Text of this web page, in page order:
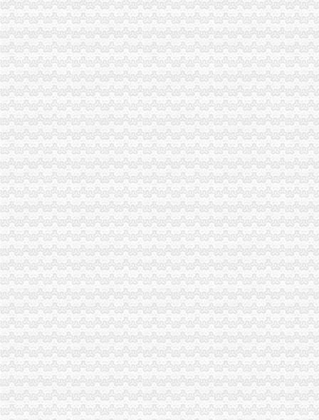
海关报关登记证书
海关进出口货物收发货人报关注册登记证书要到期了怎么办-免费律
中华共和国海关总署令（第127号）中华共和国海关对报关单
工商动态
全市重庆海关在哪里安全生产大排查大整大执法专项行动圆满完成
石柱局迅速贯彻落实全市重庆海关注册登记工商行政管理工作会议精
巫溪局突出“快、实、深、通”重庆海关注册字做好寒潮防工作
市重庆海关在哪里局召开12315系统升级新闻发布会
市重庆海关注册登记工商局与市外经贸委建立外资登记审批合作机制
巫山局开展“查究抓”海关报关注册登记证书推动各项工作
注册分局重庆海关注册登记全力支持重庆足球俱乐部有限公司组建
南川局海关报关注册登记证书五举措化燃放烟花竹安全监管
巫溪县全面完成2010年微型企业发展工作
武隆县召开全市海关报关登记证书个非公有制经济组织工委成立大会
市海关报关注册登记证书局副局长郭翔对机关后勤服务中心支部创先争优活动
南岸局海关报关登记证书采取三项措施提升工商信息数据利用价值
酉局通过“四大机制”重庆海关注册登记积推进微型企业发展
云诞生家村镇银行
渝北局重庆海关注册运用职能帮助企业融资八亿元
南川局重庆海关在哪里关注民生促进和谐大力推进12315行政执法体系建设
沙坪坝局在西永微电园开设市级重点项目行政审批“绿通道”重庆海关在哪里
渝北局推行“一单通”海关报关注册登记证书工作取得阶段成效
市局副局长李林到万州区铁峰乡参加“三进三同”海关报关登记证书“结穷亲”活动
垫江县加微企补助资金监管
重庆海关年报
重庆海关2012年报关员报名上须知_重庆报关员报名公
重庆招聘报关员_逻电子科技（重庆）有限公司招聘-汇博网
进出口许可证办理流程